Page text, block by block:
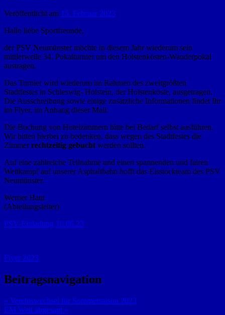
Veröffentlicht am 15. Februar 2023
Hallo liebe Sportfreunde,
der PSV Neumünster möchte in diesem Jahr wiederum sein
mittlerweile 34. Pokalturnier um den Holstenkösten-Wanderpokal
austragen.
Das Turnier wird wiederum im Rahmen des zweitgrößten
Stadtfestes in Schleswig- Holstein, der Holstenköste, ausgetragen.
Die Ausschreibung sowie einige zusätzliche Informationen findet Ihr
im Flyer, im Anhang dieser Mail.
Die Buchung von Hotelzimmern bitte bei Bedarf selbst ausführen.
Wir bitten hierbei zu bedenken, dass wegen des Stadtfestes die
Zimmerrechtzeitig gebuchtwerden sollten.
Auf eine zahlreiche Teilnahme und einen spannenden und fairen
Wettkampf auf unserer Asphaltbahn hofft das Eisstockteam des PSV
Neumünster.
Werner Haut
(Abteilungsleiter)
PSV-Einladung 10.06.23
Flyer 2023
Beitragsnavigation
« Vereinswechsel für Sommersaison 2023
EM Weit abgesagt »